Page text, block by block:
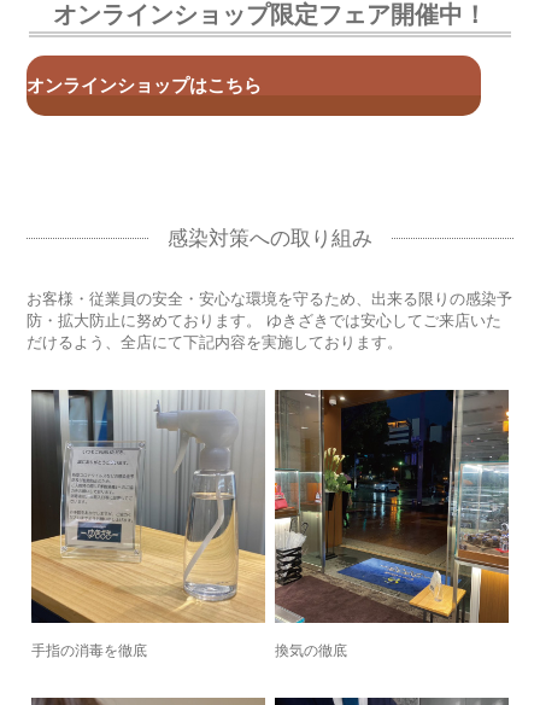
Cartier(カルティエ)
CHANEL(シャネル)
HARRY WINSTON(ハリー・ウィンストン)
FRANCK MULLER(フランクミュラー)
OMEGA(オメガ)
PANERAI(パネライ)
ROGER DUBUIS(ロジェデュブイ)
TAG HEUER(タグホイヤー)
DUNAMIS(デュナミス)
GIO MONACO(ジオ・モナコ)
CUERVO Y SOBRINOS(クエルボ・イ・ソブリノス)
FREDERIQUE CONSTANT(フレデリック・コンスタント)
CASIO(カシオ)
CITIZEN(シチズン)
※その他のブランドも多数取り揃えております。詳細は店頭へお問い
合わせください。
オンラインショップ限定フェア開催中！
オンラインショップはこちら
感染対策への取り組み
お客様・従業員の安全・安心な環境を守るため、出来る限りの感染予
防・拡大防止に努めております。 ゆきざきでは安心してご来店いた
だけるよう、全店にて下記内容を実施しております。
手指の消毒を徹底 換気の徹底